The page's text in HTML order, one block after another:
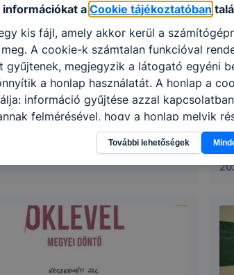
2024
a Cookie tájékoztatóban
kis fájl, amely akkor kerül a
A cookie-k számtalan funkcióval
megjegyzik a látogató egyéni
a honlap használatát. A honlap a
információ gyűjtése azzal
felmérésével, hogy a honlap melyik
így megtudhatjuk, hogyan
ha ismét meglátogatja oldalunkat,
és hogyan tudja kikapcsolni a
Felhívjuk figyelmét, hogy mivel a
és folyamatainak
alkalmazásának megakadályozása vagy
nem lesznek képesek honlapunk
További lehetőségek